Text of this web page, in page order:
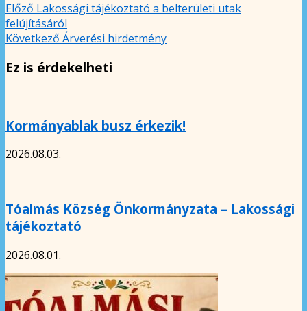
Előző Lakossági tájékoztató a belterületi utak
felújításáról
Következő Árverési hirdetmény
Ez is érdekelheti
Kormányablak busz érkezik!
2026.08.03.
Tóalmás Község Önkormányzata – Lakossági
tájékoztató
2026.08.01.